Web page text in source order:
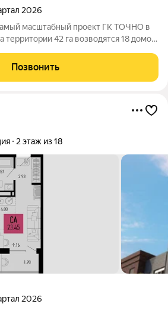
2026
территории 42 га возводятся 18 домов
центр, парк 8,4 га и фитнес-центр с
Позвонить
2 этаж из 18
2026